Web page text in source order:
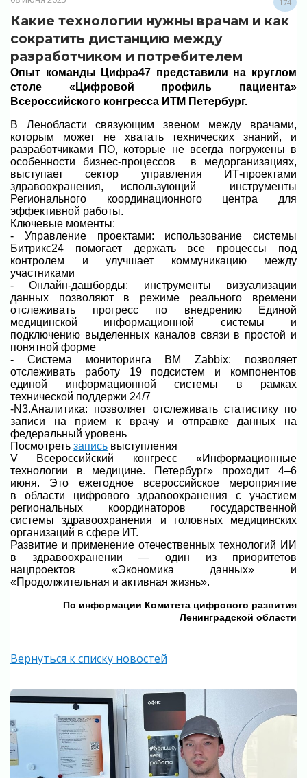
174
Какие технологии нужны врачам и как
сократить дистанцию между
разработчиком и потребителем
Опыт команды Цифра47 представили на круглом
столе «Цифровой профиль пациента»
Всероссийского конгресса ИТМ Петербург.
В Ленобласти связующим звеном между врачами,
которым может не хватать технических знаний, и
разработчиками ПО, которые не всегда погружены в
особенности бизнес-процессов в медорганизациях,
выступает сектор управления ИТ-проектами
здравоохранения, использующий инструменты
Регионального координационного центра для
эффективной работы.
Ключевые моменты:
- Управление проектами: использование системы
Битрикс24 помогает держать все процессы под
контролем и улучшает коммуникацию между
участниками
- Онлайн-дашборды: инструменты визуализации
данных позволяют в режиме реального времени
отслеживать прогресс по внедрению Единой
медицинской информационной системы и
подключению выделенных каналов связи в простой и
понятной форме
- Система мониторинга ВМ Zabbix: позволяет
отслеживать работу 19 подсистем и компонентов
единой информационной системы в рамках
технической поддержи 24/7
-N3.Аналитика: позволяет отслеживать статистику по
записи на прием к врачу и отправке данных на
федеральный уровень
Посмотреть запись выступления
V Всероссийский конгресс «Информационные
технологии в медицине. Петербург» проходит 4–6
июня. Это ежегодное всероссийское мероприятие
в области цифрового здравоохранения с участием
региональных координаторов государственной
системы здравоохранения и головных медицинских
организаций в сфере ИТ.
Развитие и применение отечественных технологий ИИ
в здравоохранении — один из приоритетов
нацпроектов «Экономика данных» и
«Продолжительная и активная жизнь».
По информации Комитета цифрового развития
Ленинградской области
Вернуться к списку новостей